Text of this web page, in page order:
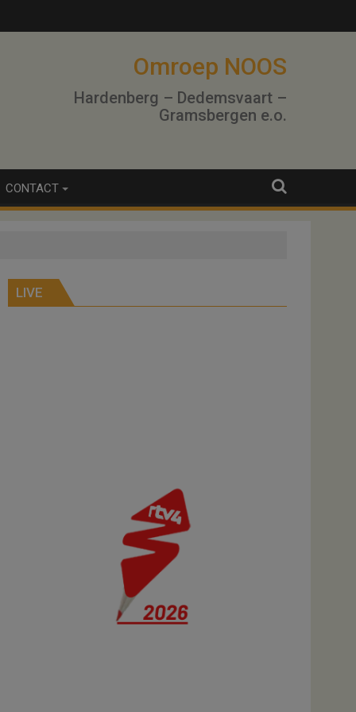
Omroep NOOS
Hardenberg – Dedemsvaart –
Gramsbergen e.o.
CONTACT
LIVE